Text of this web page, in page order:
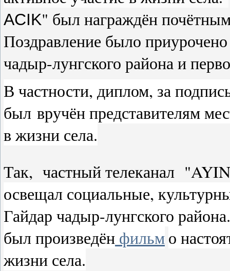
ACIK" был награждён
Поздравление было
чадыр-лунгского района и
В частности, диплом, за
был вручён представителям
в жизни села.
Так, частный телеканал "AYIN
освещал социальные,
Гайдар чадыр-лунгского
был произведён фильмо
жизни села.